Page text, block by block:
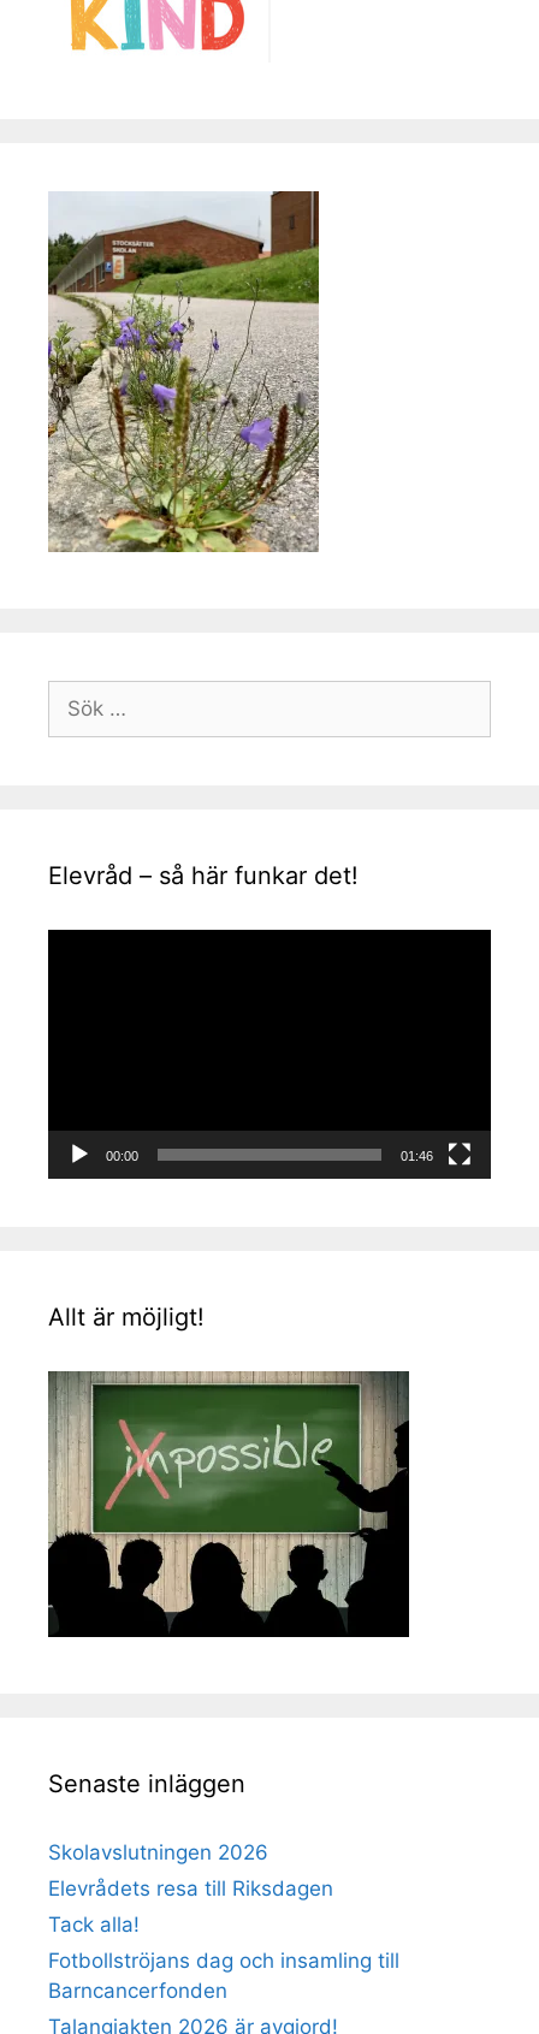
efter:
Elevråd – så här funkar det!
00:00 01:46
Allt är möjligt!
Senaste inläggen
Skolavslutningen 2026
Elevrådets resa till Riksdagen
Tack alla!
Fotbollströjans dag och insamling till
Barncancerfonden
Talangjakten 2026 är avgjord!